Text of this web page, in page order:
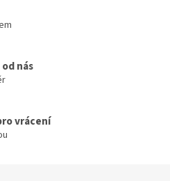
nás
vrácení